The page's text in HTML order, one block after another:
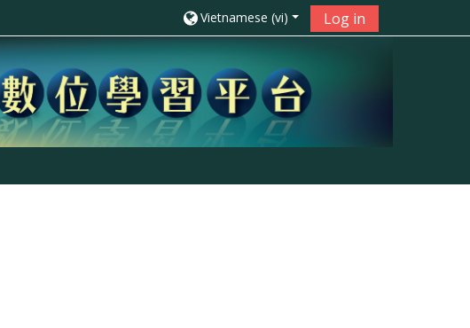
Vietnamese ‎(vi)‎ Log in